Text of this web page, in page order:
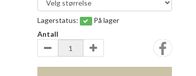
Lagerstatus:
På lager
Antall